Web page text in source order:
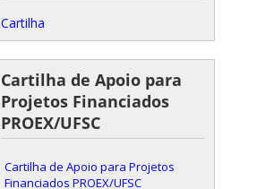
Cartilha
Cartilha de Apoio para
Projetos Financiados
PROEX/UFSC
Cartilha de Apoio para Projetos
Financiados PROEX/UFSC